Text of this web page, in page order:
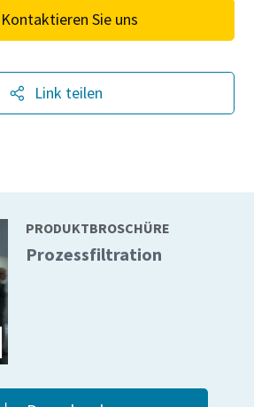
anfordern
Copco Kompressoren finden Sie in
Kontaktieren Sie uns
Link teilen
PRODUKTBROSCHÜRE
Prozessfiltration